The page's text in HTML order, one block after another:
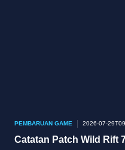
PEMBARUAN GAME 2026-07-
Catatan Patch Wild Rift